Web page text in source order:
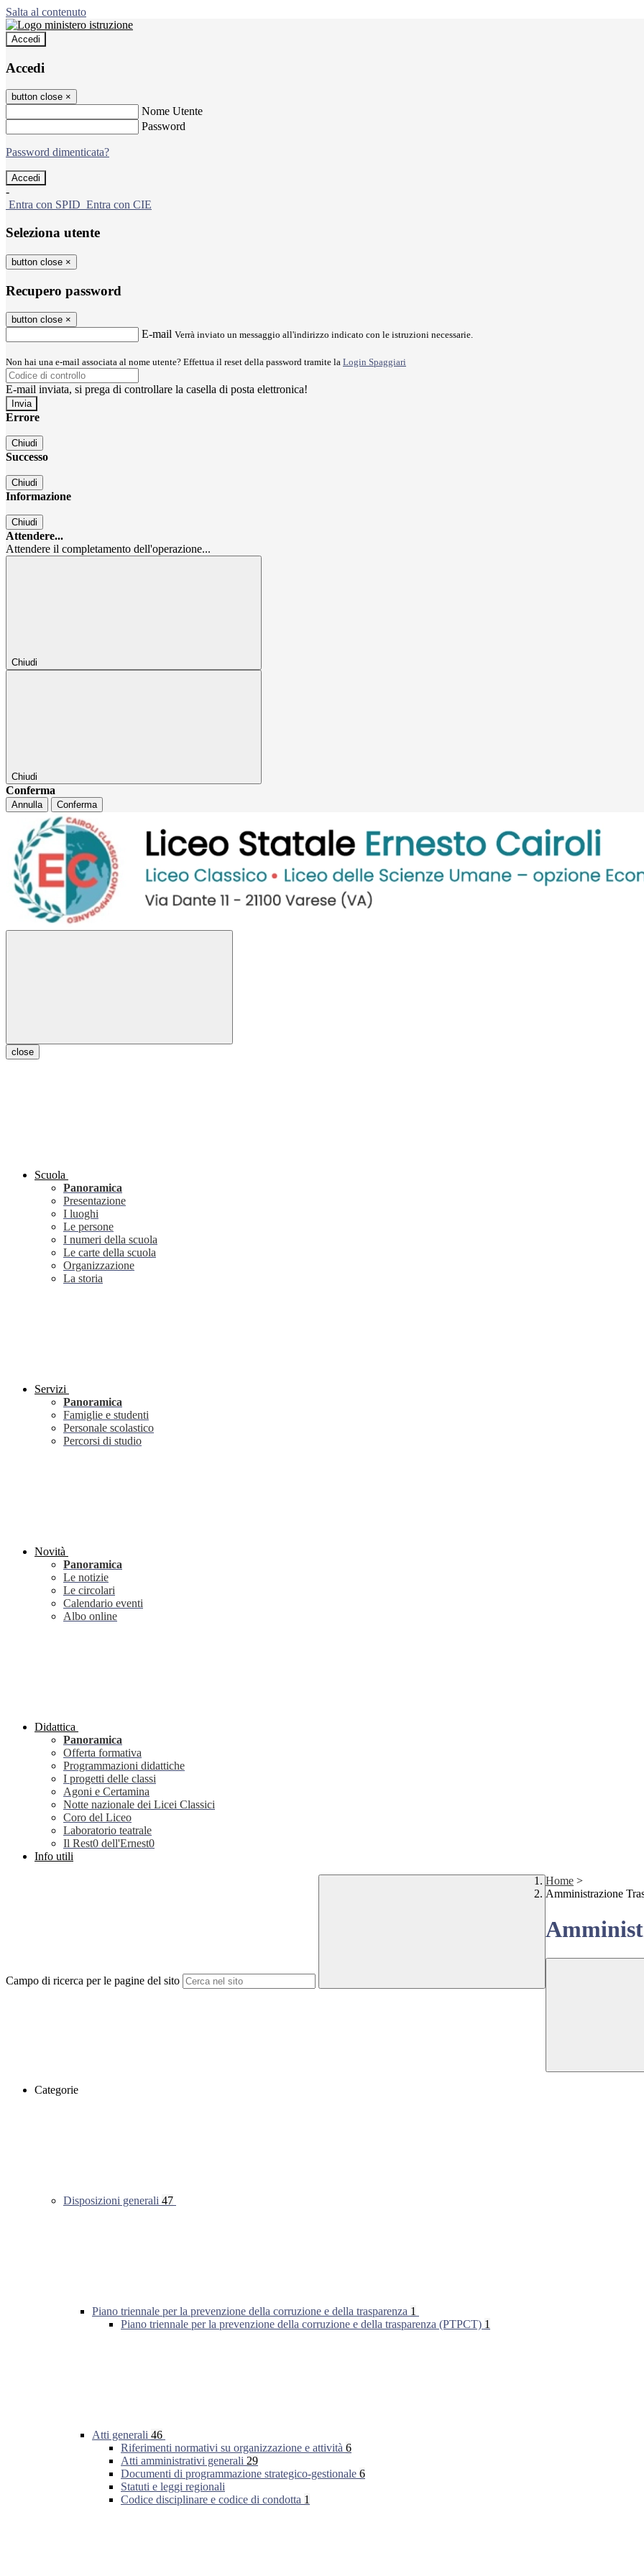
Salta al contenuto
Accedi
Accedi
button close ×
Nome Utente
Password
Password dimenticata?
-
Entra con SPID Entra con CIE
Seleziona utente
button close ×
Recupero password
button close ×
E-mail Verrà inviato un messaggio all'indirizzo indicato con le istruzioni necessarie.
Non hai una e-mail associata al nome utente? Effettua il reset della password tramite la Login Spaggiari
E-mail inviata, si prega di controllare la casella di posta elettronica!
Errore
Chiudi
Successo
Chiudi
Informazione
Chiudi
Attendere...
Attendere il completamento dell'operazione...
Chiudi
Chiudi
Conferma
Annulla Conferma
close
Scuola
Panoramica
Presentazione
I luoghi
Le persone
I numeri della scuola
Le carte della scuola
Organizzazione
La storia
Servizi
Panoramica
Famiglie e studenti
Personale scolastico
Percorsi di studio
Novità
Panoramica
Le notizie
Le circolari
Calendario eventi
Albo online
Didattica
Panoramica
Offerta formativa
Programmazioni didattiche
I progetti delle classi
Agoni e Certamina
Notte nazionale dei Licei Classici
Coro del Liceo
Laboratorio teatrale
Il Rest0 dell'Ernest0
Info utili
Campo di ricerca per le pagine del sito
Home >
Amministrazione
Categorie
Disposizioni generali 47
Piano triennale per la prevenzione della corruzione e della trasparenza 1
Piano triennale per la prevenzione della corruzione e della trasparenza (PTPCT) 1
Atti generali 46
Riferimenti normativi su organizzazione e attività 6
Atti amministrativi generali 29
Documenti di programmazione strategico-gestionale 6
Statuti e leggi regionali
Codice disciplinare e codice di condotta 1